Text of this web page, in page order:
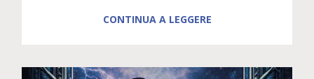
CONTINUA A LEGGERE